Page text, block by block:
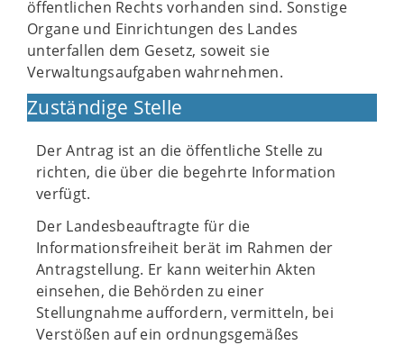
öffentlichen Rechts vorhanden sind. Sonstige
Organe und Einrichtungen des Landes
unterfallen dem Gesetz, soweit sie
Verwaltungsaufgaben wahrnehmen.
Zuständige Stelle
Der Antrag ist an die öffentliche Stelle zu
richten, die über die begehrte Information
verfügt.
Der Landesbeauftragte für die
Informationsfreiheit berät im Rahmen der
Antragstellung. Er kann weiterhin Akten
einsehen, die Behörden zu einer
Stellungnahme auffordern, vermitteln, bei
Verstößen auf ein ordnungsgemäßes